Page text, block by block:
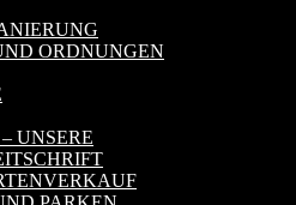
ORDNUNGEN
UNSERE